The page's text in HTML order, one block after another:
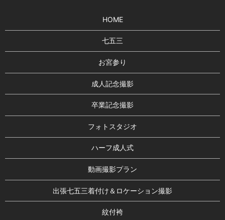
HOME
七五三
お宮参り
成人記念撮影
卒業記念撮影
フォトスタジオ
ハーフ成人式
動画撮影プラン
出張七五三着付け＆ロケーション撮影
紋付袴